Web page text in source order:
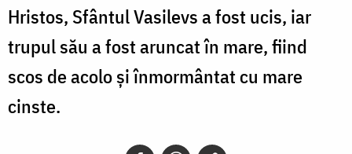
Hristos, Sfântul Vasilevs a fost ucis, iar
trupul său a fost aruncat în mare, fiind
scos de acolo și înmormântat cu mare
cinste.